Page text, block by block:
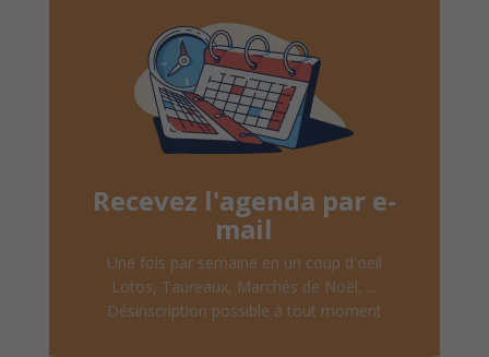
Recevez l'agenda par e-
mail
Une fois par semaine en un coup d'oeil
Lotos, Taureaux, Marchés de Noël, ...
Désinscription possible à tout moment